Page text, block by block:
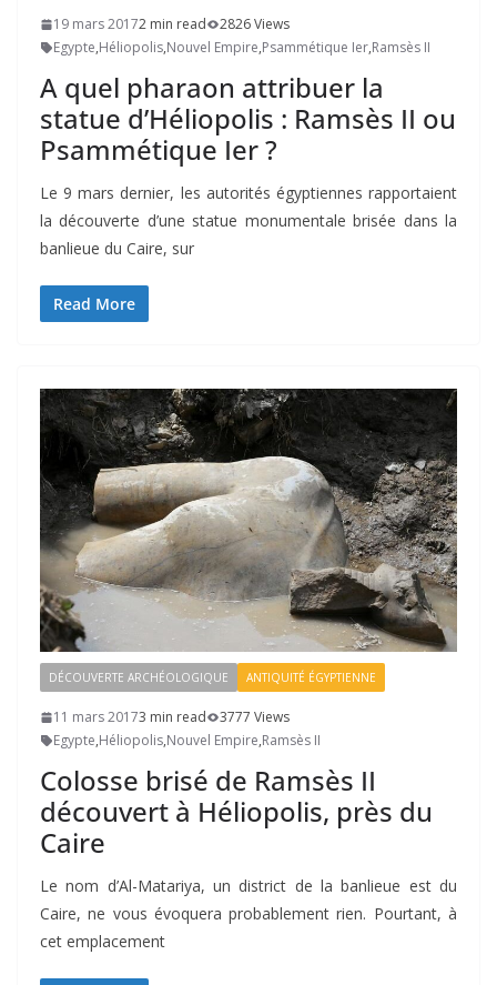
19 mars 20172 min read
2826 Views
Egypte,Héliopolis,Nouvel Empire,Psammétique Ier,Ramsès II
A quel pharaon attribuer la
statue d’Héliopolis : Ramsès II ou
Psammétique Ier ?
Le 9 mars dernier, les autorités égyptiennes rapportaient
la découverte d’une statue monumentale brisée dans la
banlieue du Caire, sur
Read More
DÉCOUVERTE ARCHÉOLOGIQUE ANTIQUITÉ ÉGYPTIENNE
11 mars 20173 min read
3777 Views
Egypte,Héliopolis,Nouvel Empire,Ramsès II
Colosse brisé de Ramsès II
découvert à Héliopolis, près du
Caire
Le nom d’Al-Matariya, un district de la banlieue est du
Caire, ne vous évoquera probablement rien. Pourtant, à
cet emplacement